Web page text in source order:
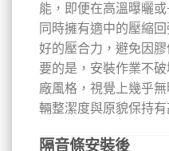
能，即便在高溫曝曬
同時擁有適中的壓縮
好的壓合力，避免因
要的是，安裝作業不
廠風格，視覺上幾乎
輛整潔度與原貌保持有
隔音條安裝後